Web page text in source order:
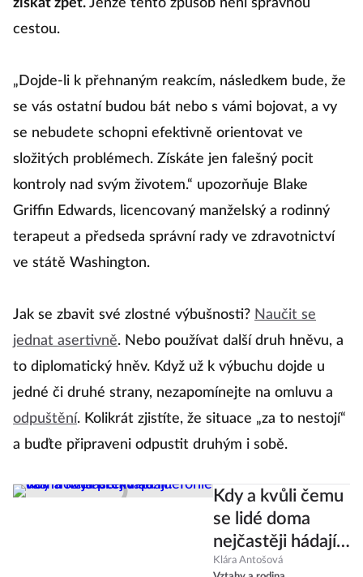
získat zpět. Jenže tento způsob není správnou
cestou.
„Dojde-li k přehnaným reakcím, následkem bude, že
se vás ostatní budou bát nebo s vámi bojovat, a vy
se nebudete schopni efektivně orientovat ve
složitých problémech. Získáte jen falešný pocit
kontroly nad svým životem.“ upozorňuje Blake
Griffin Edwards, licencovaný manželský a rodinný
terapeut a předseda správní rady ve zdravotnictví
ve státě Washington.
Jak se zbavit své zlostné výbušnosti? Naučit se
jednat asertivně. Nebo používat další druh hněvu, a
to diplomatický hněv. Když už k výbuchu dojde u
jedné či druhé strany, nezapomínejte na omluvu a
odpuštění. Kolikrát zjistíte, že situace „za to nestojí“
a buďte připraveni odpustit druhým i sobě.
Kdy a kvůli čemu
se lidé doma
nejčastěji hádají?
Tohle vás možná
Klára Antošová